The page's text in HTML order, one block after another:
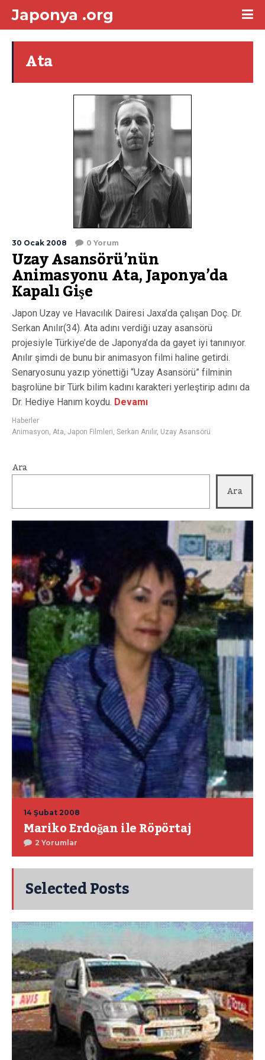
Japonya .org
Ata
30 Ocak 2008 0 Yorum
Uzay Asansörü’nün
Animasyonu Ata, Japonya’da
Kapalı Gişe
Japon Uzay ve Havacılık Dairesi Jaxa’da çalışan Doç. Dr.
Serkan Anılır(34). Ata adını verdiği uzay asansörü
projesiyle Türkiye’de de Japonya’da da gayet iyi tanınıyor.
Anılır şimdi de bunu bir animasyon filmi haline getirdi.
Senaryosunu yazıp yönettiği “Uzay Asansörü” filminin
başrolüne bir Türk bilim kadını karakteri yerleştirip adını da
Dr. Hediye Hanım koydu. Devamı
Haberler
Animasyon, Ata, Japon Filmleri, Serkan Anılır, Uzay Asansörü
Ara
Ara
14 Şubat 2008
Mariko Erdoğan ile Röpörtaj
2 Yorumlar
Selected Posts